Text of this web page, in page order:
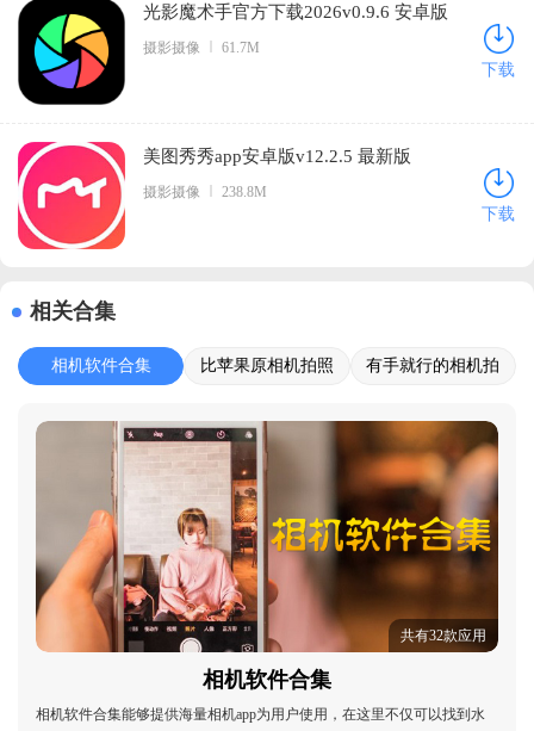
光影魔术手官方下载2026v0.9.6 安卓版
摄影摄像 61.7M
下载
美图秀秀app安卓版v12.2.5 最新版
摄影摄像 238.8M
下载
相关合集
相机软件合集
比苹果原相机拍照
有手就行的相机拍
共有32款应用
相机软件合集
相机软件合集能够提供海量相机app为用户使用，在这里不仅可以找到水